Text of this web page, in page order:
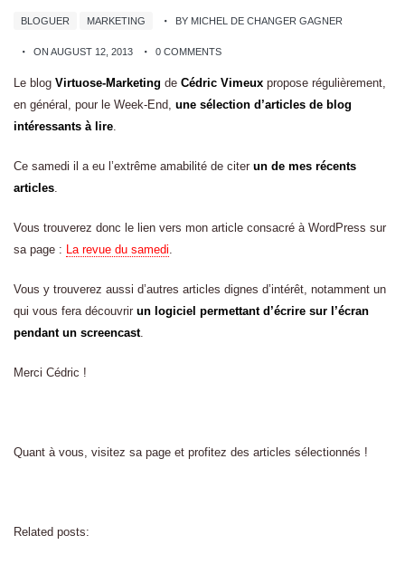
BLOGUER MARKETING BY MICHEL DE CHANGER GAGNER
ON AUGUST 12, 2013 0 COMMENTS
Le blog Virtuose-Marketing de Cédric Vimeux propose régulièrement,
en général, pour le Week-End, une sélection d’articles de blog
intéressants à lire.
Ce samedi il a eu l’extrême amabilité de citer un de mes récents
articles.
Vous trouverez donc le lien vers mon article consacré à WordPress sur
sa page : La revue du samedi.
Vous y trouverez aussi d’autres articles dignes d’intérêt, notamment un
qui vous fera découvrir un logiciel permettant d’écrire sur l’écran
pendant un screencast.
Merci Cédric !
Quant à vous, visitez sa page et profitez des articles sélectionnés !
Related posts: